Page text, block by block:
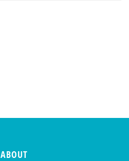
ABOUT